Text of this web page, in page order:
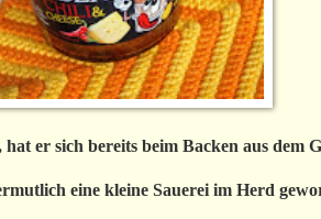
er sich bereits beim Backen aus dem
eine kleine Sauerei im Herd